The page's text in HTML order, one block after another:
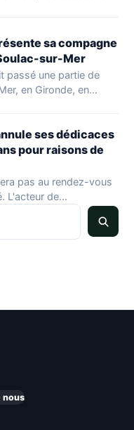
sa compagne
sur-Mer
passé une partie de
en Gironde, en
ses dédicaces
pour raisons de
pas au rendez-vous
L'acteur de…
nous